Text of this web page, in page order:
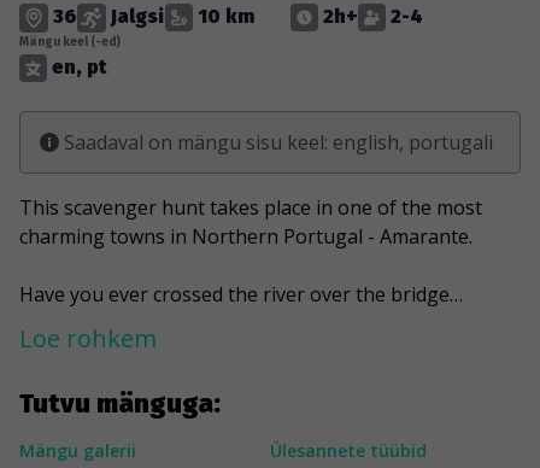
Tutvu mänguga:
Mängu galerii
Ülesannete tüübid
36 Jalgsi 10 km 2h+ 2-4
Mängu keel (-ed)
en, pt
Saadaval on mängu sisu keel: english, portugali
This scavenger hunt takes place in one of the most
charming towns in Northern Portugal - Amarante.
Have you ever crossed the river over the bridge
commemorating the heroic resistance of the local
population against Napoleon's troops? And then again
dam, where you are stepping from a stone block to a
stone block. Of course all this is accompanied by the
Loe rohkem